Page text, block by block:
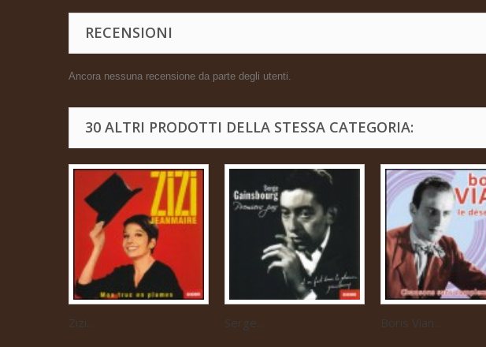
RECENSIONI
Ancora nessuna recensione da parte degli utenti.
30 ALTRI PRODOTTI DELLA STESSA CATEGORIA:
Zizi... Serge... Boris Vian...